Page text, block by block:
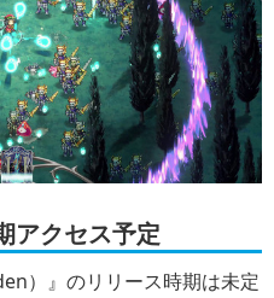
アクセス予定
）』のリリース時期は未定